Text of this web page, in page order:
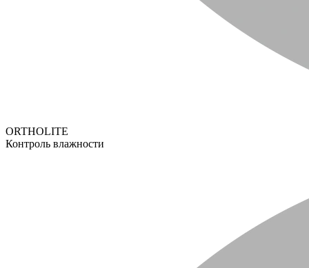
ORTHOLITE
Контроль влажности